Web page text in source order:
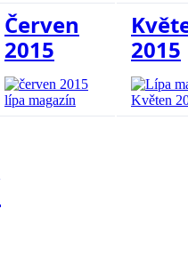
Červen
2015
2015